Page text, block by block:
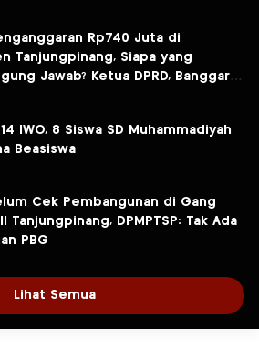
Rp740 Juta di
Tanjungpinang, Siapa yang
Jawab? Ketua DPRD, Banggar
14 IWO, 8 Siswa SD Muhammadiyah
Beasiswa
Cek Pembangunan di Gang
Tanjungpinang, DPMPTSP: Tak Ada
PBG
Lihat Semua